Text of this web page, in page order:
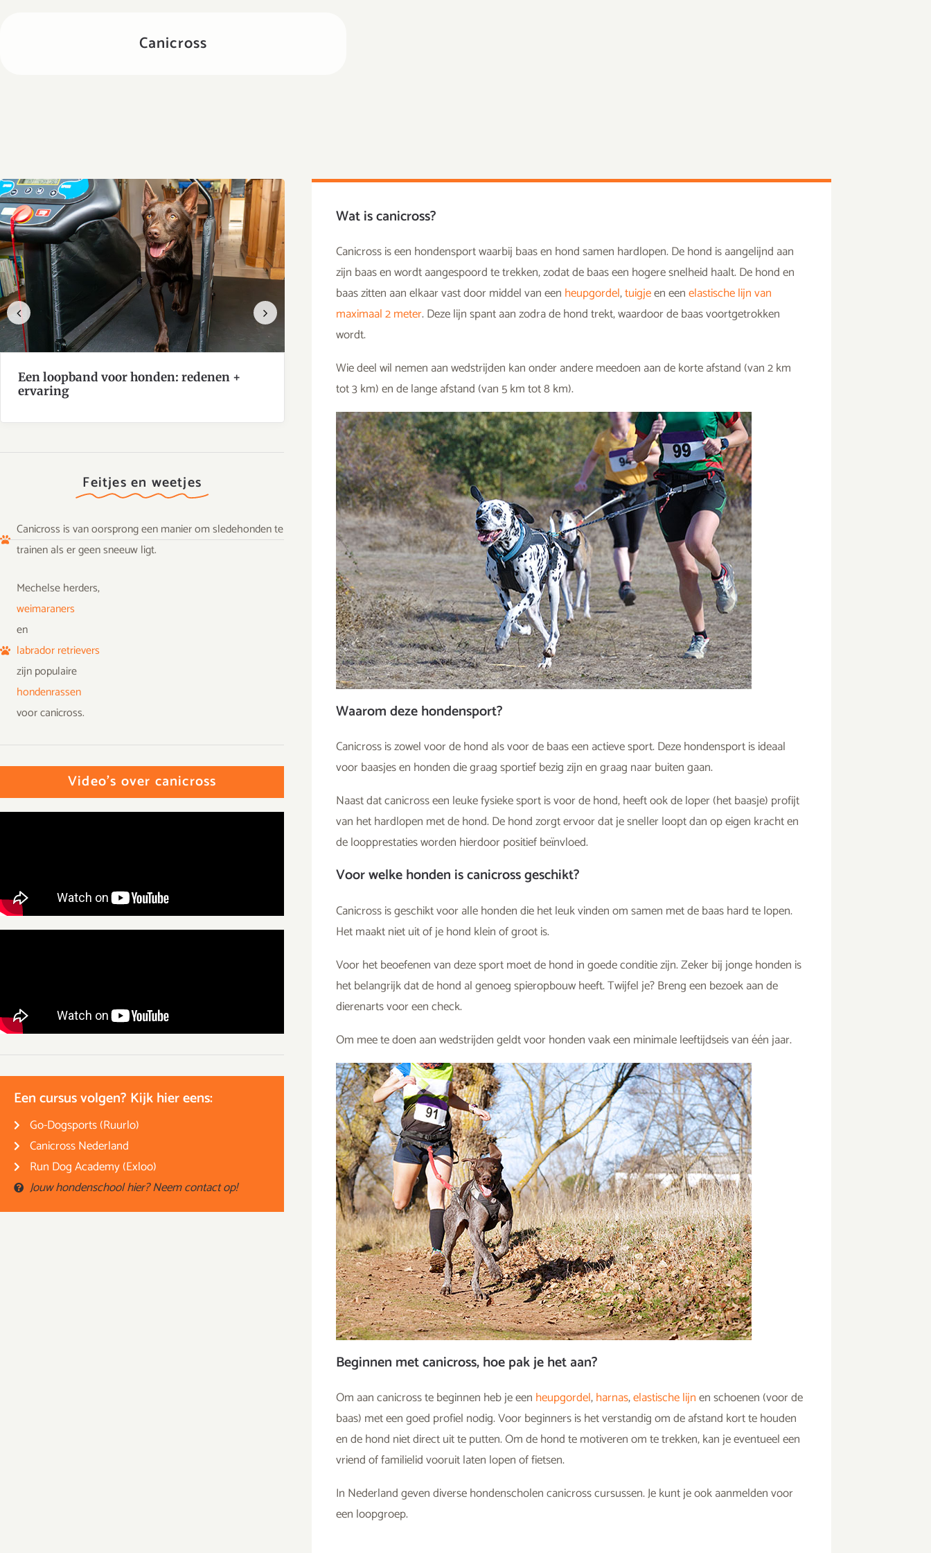
Canicross
Previous
Een loopband voor honden: redenen +
ervaring
Je hond agility leren: behendigheid voor
beginners
Dogfrisbee: deze frisbees zijn geschikt
Next
Feitjes en weetjes
Canicross is van oorsprong een manier om sledehonden te
trainen als er geen sneeuw ligt.
Mechelse herders,
weimaraners
en
labrador retrievers
zijn populaire
hondenrassen
voor canicross.
Video's over canicross
Een cursus volgen? Kijk hier eens:
Go-Dogsports (Ruurlo)
Canicross Nederland
Run Dog Academy (Exloo)
Jouw hondenschool hier? Neem contact op!
Wat is canicross?
Canicross is een hondensport waarbij baas en hond samen hardlopen. De hond is aangelijnd aan
zijn baas en wordt aangespoord te trekken, zodat de baas een hogere snelheid haalt. De hond en
baas zitten aan elkaar vast door middel van een heupgordel,tuigjeen eenelastische lijn van
maximaal 2 meter. Deze lijn spant aan zodra de hond trekt, waardoor de baas voortgetrokken
wordt.
Wie deel wil nemen aan wedstrijden kan onder andere meedoen aan de korte afstand (van 2 km
tot 3 km) en de lange afstand (van 5 km tot 8 km).
Waarom deze hondensport?
Canicross is zowel voor de hond als voor de baas een actieve sport. Deze hondensport is ideaal
voor baasjes en honden die graag sportief bezig zijn en graag naar buiten gaan.
Naast dat canicross een leuke fysieke sport is voor de hond, heeft ook de loper (het baasje) profijt
van het hardlopen met de hond. De hond zorgt ervoor dat je sneller loopt dan op eigen kracht en
de loopprestaties worden hierdoor positief beïnvloed.
Voor welke honden is canicross geschikt?
Canicross is geschikt voor alle honden die het leuk vinden om samen met de baas hard te lopen.
Het maakt niet uit of je hond klein of groot is.
Voor het beoefenen van deze sport moet de hond in goede conditie zijn. Zeker bij jonge honden is
het belangrijk dat de hond al genoeg spieropbouw heeft. Twijfel je? Breng een bezoek aan de
dierenarts voor een check.
Om mee te doen aan wedstrijden geldt voor honden vaak een minimale leeftijdseis van één jaar.
Beginnen met canicross, hoe pak je het aan?
Om aan canicross te beginnen heb je een heupgordel,harnas,elastische lijnen schoenen (voor de
baas) met een goed profiel nodig. Voor beginners is het verstandig om de afstand kort te houden
en de hond niet direct uit te putten. Om de hond te motiveren om te trekken, kan je eventueel een
vriend of familielid vooruit laten lopen of fietsen.
In Nederland geven diverse hondenscholen canicross cursussen. Je kunt je ook aanmelden voor
een loopgroep.